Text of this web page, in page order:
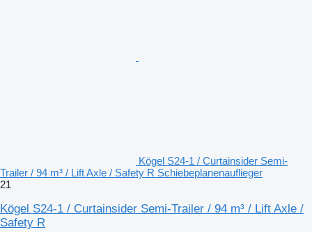
Kögel S24-1 / Curtainsider Semi-
Trailer / 94 m³ / Lift Axle / Safety R Schiebeplanenauflieger
21
Kögel S24-1 / Curtainsider Semi-Trailer / 94 m³ / Lift Axle /
Safety R